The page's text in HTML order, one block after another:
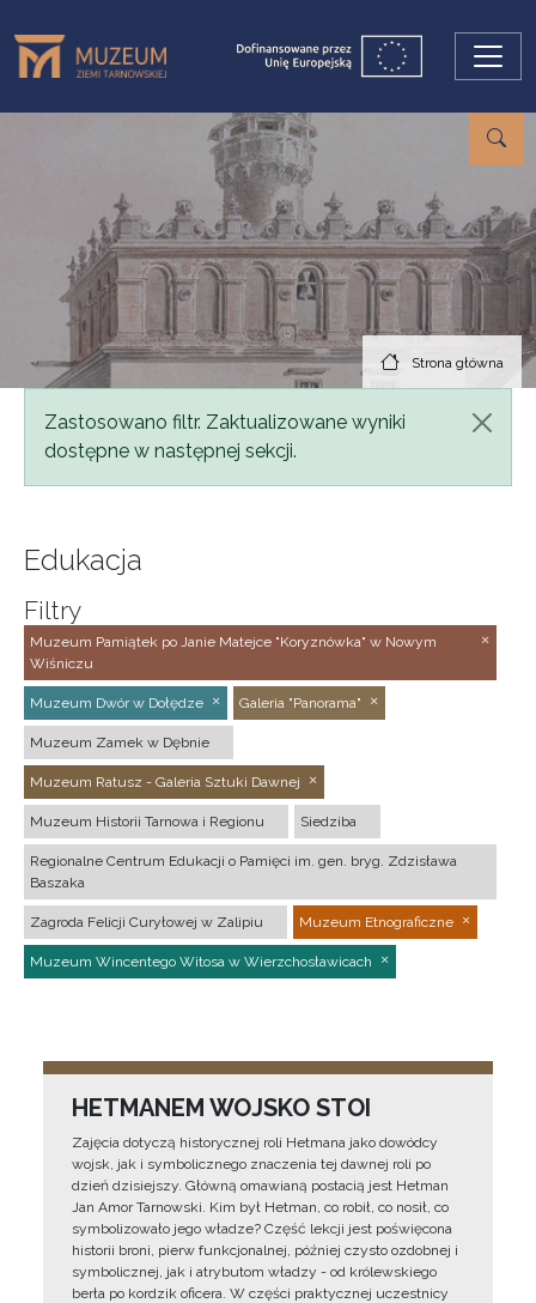
Strona główna
Komunikat
Zastosowano filtr. Zaktualizowane wyniki
dostępne w następnej sekcji.
Edukacja
Filtry
Muzeum Pamiątek po Janie Matejce "Koryznówka" w Nowym
Wiśniczu
Muzeum Dwór w Dołędze Galeria "Panorama"
Muzeum Zamek w Dębnie
Muzeum Ratusz - Galeria Sztuki Dawnej
Muzeum Historii Tarnowa i Regionu Siedziba
Regionalne Centrum Edukacji o Pamięci im. gen. bryg. Zdzisława
Baszaka
Zagroda Felicji Curyłowej w Zalipiu Muzeum Etnograficzne
Muzeum Wincentego Witosa w Wierzchosławicach
HETMANEM WOJSKO STOI
Zajęcia dotyczą historycznej roli Hetmana jako dowódcy
wojsk, jak i symbolicznego znaczenia tej dawnej roli po
dzień dzisiejszy. Główną omawianą postacią jest Hetman
Jan Amor Tarnowski. Kim był Hetman, co robił, co nosił, co
symbolizowało jego władze? Część lekcji jest poświęcona
historii broni, pierw funkcjonalnej, później czysto ozdobnej i
symbolicznej, jak i atrybutom władzy - od królewskiego
berła po kordzik oficera. W części praktycznej uczestnicy